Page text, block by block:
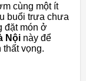
cùng một ít
buổi trưa chưa
đặt món ở
Nội này để
vọng.